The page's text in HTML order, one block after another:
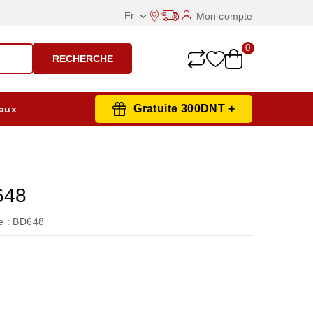
Fr  Mon compte
RECHERCHE
0
Gratuite 300DNT +
: BD648